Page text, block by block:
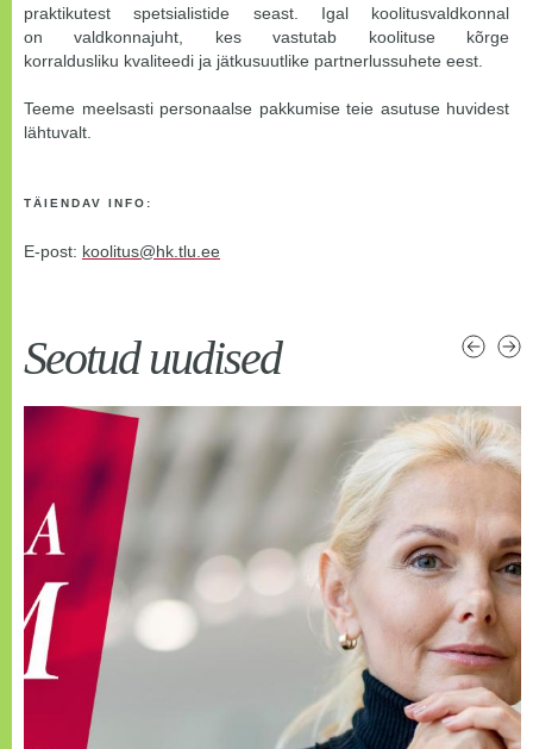
praktikutest spetsialistide seast. Igal koolitusvaldkonnal
on valdkonnajuht, kes vastutab koolituse kõrge
korraldusliku kvaliteedi ja jätkusuutlike partnerlussuhete eest.
Teeme meelsasti personaalse pakkumise teie asutuse huvidest
lähtuvalt.
TÄIENDAV INFO:
E-post: koolitus@hk.tlu.ee
Seotud uudised